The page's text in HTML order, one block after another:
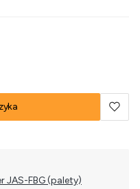
JAS-FBG (palety)